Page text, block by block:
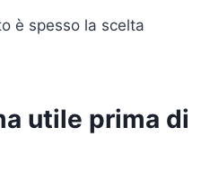
è spesso la scelta
utile prima di